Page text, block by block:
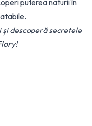
puterea naturii în
descoperă secretele